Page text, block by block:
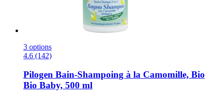
3 options
4.6 (142)
Pilogen Bain-​Shampoing à la Camomille, Bio
Bio Baby, 500 ml